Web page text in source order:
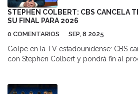
STEPHEN COLBERT: CBS CANCELA
SU FINAL PARA 2026
0 COMENTARIOS SEP, 8 2025
Golpe en la TV estadounidense: CBS
con Stephen Colbert y pondrá fin al
contenido. Colbert, al frente desde 2015